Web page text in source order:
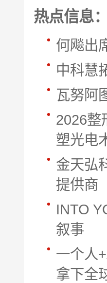
热点信息：
何飚出
中科慧
瓦努阿
2026整
塑光电
金天弘
提供商
INTO
叙事
一个人
拿下全